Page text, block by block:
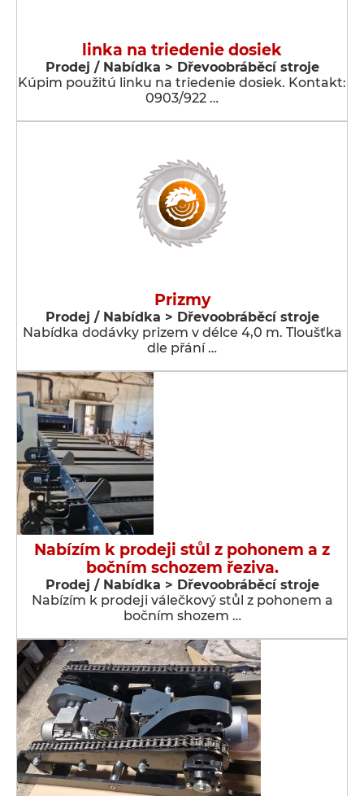
linka na triedenie dosiek
Prodej / Nabídka > Dřevoobráběcí stroje
Kúpim použitú linku na triedenie dosiek. Kontakt:
0903/922 …
Prizmy
Prodej / Nabídka > Dřevoobráběcí stroje
Nabídka dodávky prizem v délce 4,0 m. Tloušťka
dle přání …
Nabízím k prodeji stůl z pohonem a z
bočním schozem řeziva.
Prodej / Nabídka > Dřevoobráběcí stroje
Nabízím k prodeji válečkový stůl z pohonem a
bočním shozem …